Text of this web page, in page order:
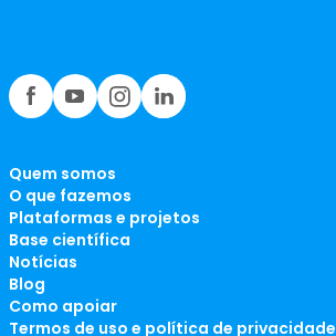
Quem somos
O que fazemos
Plataformas e projetos
Base científica
Notícias
Blog
Como apoiar
Termos de uso e política de privacidade